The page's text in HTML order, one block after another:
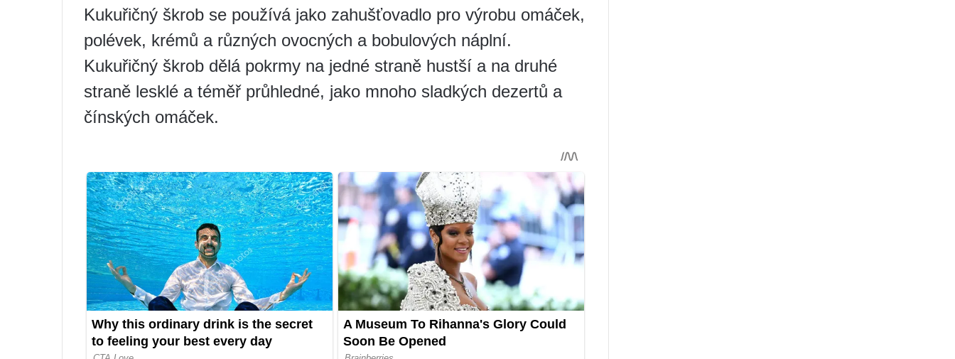
Kukuřičný škrob se používá jako zahušťovadlo pro výrobu omáček,
polévek, krémů a různých ovocných a bobulových náplní.
Kukuřičný škrob dělá pokrmy na jedné straně hustší a na druhé
straně lesklé a téměř průhledné, jako mnoho sladkých dezertů a
čínských omáček.